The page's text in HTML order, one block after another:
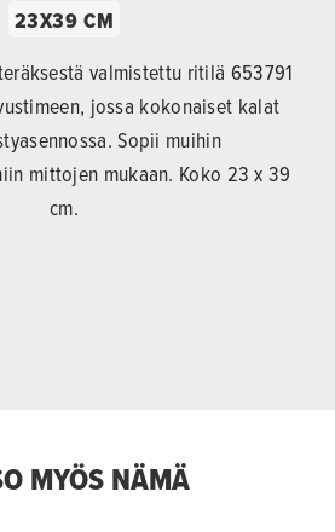
23X39 CM
valmistettu ritilä 653791
jossa kokonaiset kalat
Sopii muihin
mittojen mukaan. Koko 23 x 39
cm.
MYÖS NÄMÄ